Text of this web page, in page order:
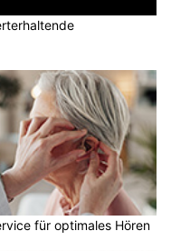
für optimales Hören